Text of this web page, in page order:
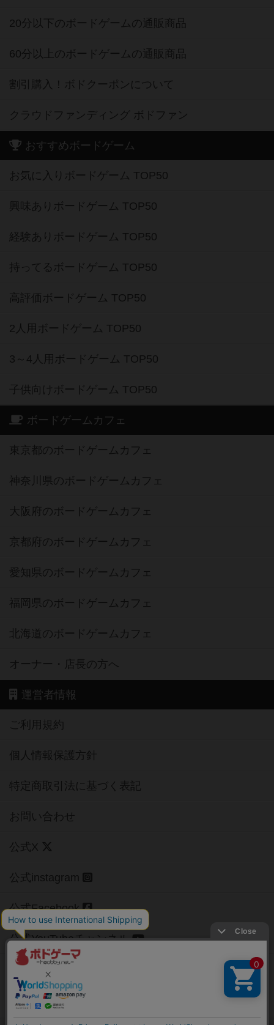
20分以下のボードゲームの通販商品
60分以上のボードゲームの通販商品
割引購入！ボドクーポンについて
クラウドファンディング ボドファン
おすすめボードゲーム
お気に入りボードゲーム TOP50
興味ありボードゲーム TOP50
経験ありボードゲーム TOP50
持ってるボードゲーム TOP50
高評価ボードゲーム TOP50
2人用ボードゲーム TOP50
3～4人用ボードゲーム TOP50
子供向けボードゲーム TOP50
ボードゲームカフェ
東京都のボードゲームカフェ
神奈川県のボードゲームカフェ
大阪府のボードゲームカフェ
京都府のボードゲームカフェ
愛知県のボードゲームカフェ
福岡県のボードゲームカフェ
北海道のボードゲームカフェ
オーナー・店長の方へ
運営者情報
ご利用規約
個人情報保護方針
特定商取引法に基づく表記
お問い合わせ
公式X
公式instagram
公式Facebook
公式YouTubeチャンネル